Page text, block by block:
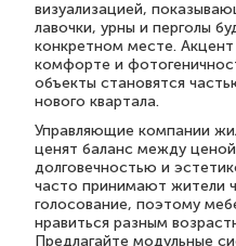
визуализацией,
лавочки, урны и перголы
конкретном месте.
комфорте и
объекты становятся
нового квартала.
Управляющие компании
ценят баланс между
долговечностью и
часто принимают жители
голосование, поэтому
нравиться разным
Предлагайте модульные